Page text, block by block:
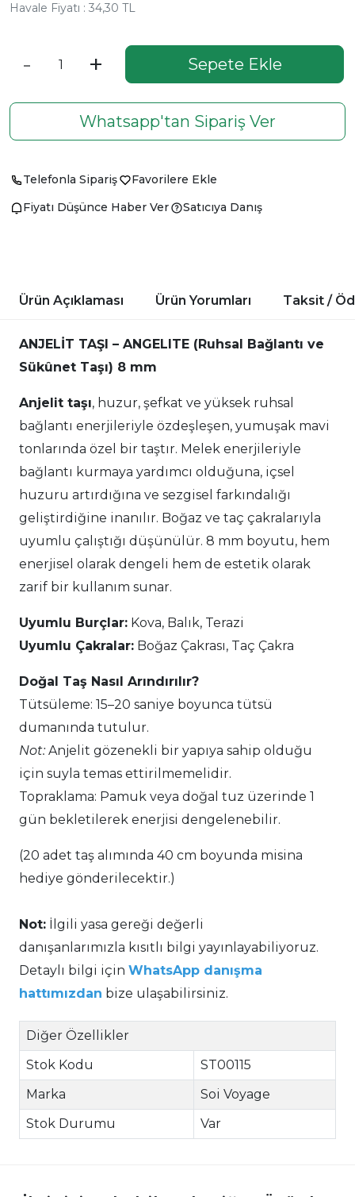
Havale Fiyatı : 34,30 TL
- + Sepete Ekle
Whatsapp'tan Sipariş Ver
Telefonla Sipariş
Favorilere Ekle
Fiyatı Düşünce Haber Ver
Satıcıya Danış
Ürün Açıklaması Taksit /
Ürün Yorumları
ANJELİT TAŞI – ANGELITE (Ruhsal Bağlantı ve
Sükûnet Taşı) 8 mm
Anjelit taşı, huzur, şefkat ve yüksek ruhsal
bağlantı enerjileriyle özdeşleşen, yumuşak mavi
tonlarında özel bir taştır. Melek enerjileriyle
bağlantı kurmaya yardımcı olduğuna, içsel
huzuru artırdığına ve sezgisel farkındalığı
geliştirdiğine inanılır. Boğaz ve taç çakralarıyla
uyumlu çalıştığı düşünülür. 8 mm boyutu, hem
enerjisel olarak dengeli hem de estetik olarak
zarif bir kullanım sunar.
Uyumlu Burçlar: Kova, Balık, Terazi
Uyumlu Çakralar: Boğaz Çakrası, Taç Çakra
Doğal Taş Nasıl Arındırılır?
Tütsüleme: 15–20 saniye boyunca tütsü
dumanında tutulur.
Not: Anjelit gözenekli bir yapıya sahip olduğu
için suyla temas ettirilmemelidir.
Topraklama: Pamuk veya doğal tuz üzerinde 1
gün bekletilerek enerjisi dengelenebilir.
(20 adet taş alımında 40 cm boyunda misina
hediye gönderilecektir.)
Not: İlgili yasa gereği değerli
danışanlarımızla kısıtlı bilgi yayınlayabiliyoruz.
Detaylı bilgi için WhatsApp danışma
hattımızdan bize ulaşabilirsiniz.
Diğer Özellikler
Stok Kodu
ST00115
Marka
Soi Voyage
Stok Durumu
Var